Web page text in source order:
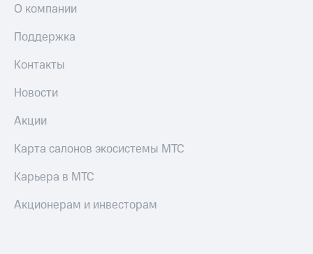
О компании
Поддержка
Контакты
Новости
Акции
Карта салонов экосистемы МТС
Карьера в МТС
Акционерам и инвесторам